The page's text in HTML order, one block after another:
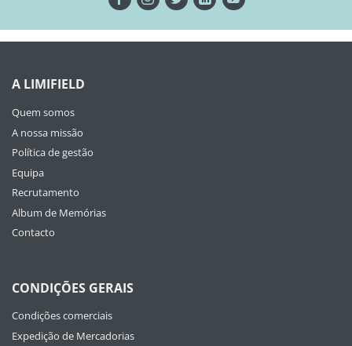
A LIMIFIELD
Quem somos
A nossa missão
Política de gestão
Equipa
Recrutamento
Album de Memórias
Contacto
CONDIÇÕES GERAIS
Condições comerciais
Expedição de Mercadorias